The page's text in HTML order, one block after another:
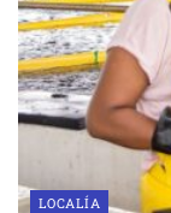
LOCALÍA